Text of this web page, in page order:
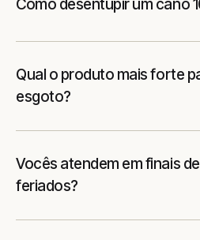
Como desentupir um cano
Qual o produto mais forte
esgoto?
Vocês atendem em finais
feriados?